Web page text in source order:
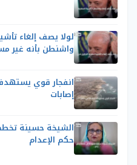
لولا يصف إلغاء
واشنطن بأنه غير
انفجار قوي
إصابات
الشيخة حسينة
حكم الإعدام